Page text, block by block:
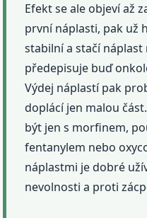
Efekt se ale objeví až
první náplasti, pak už
stabilní a stačí
předepisuje buď
Výdej náplastí pak
doplácí jen malou
být jen s morfinem,
fentanylem nebo
náplastmi je dobré
nevolnosti a proti